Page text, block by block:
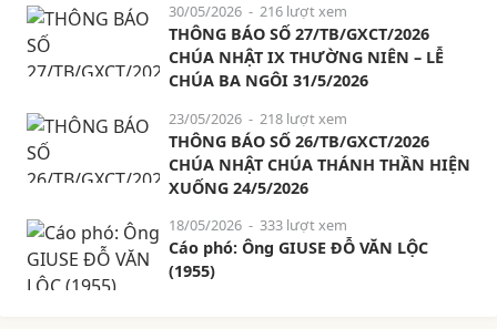
30/05/2026 - 216 lượt xem
THÔNG BÁO SỐ 27/TB/GXCT/2026
CHÚA NHẬT IX THƯỜNG NIÊN – LỄ
CHÚA BA NGÔI 31/5/2026
23/05/2026 - 218 lượt xem
THÔNG BÁO SỐ 26/TB/GXCT/2026
CHÚA NHẬT CHÚA THÁNH THẦN HIỆN
XUỐNG 24/5/2026
18/05/2026 - 333 lượt xem
Cáo phó: Ông GIUSE ĐỖ VĂN LỘC
(1955)